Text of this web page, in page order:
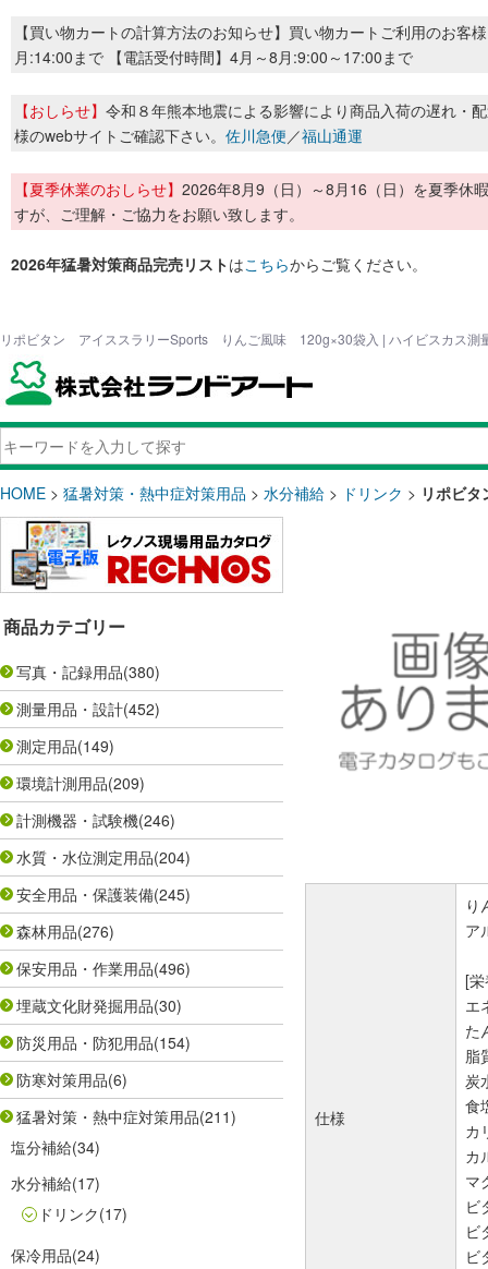
【買い物カートの計算方法のお知らせ】買い物カートご利用のお客
月:14:00まで 【電話受付時間】4月～8月:9:00～17:00まで
【おしらせ】 令和８年熊本地震による影響により商品入荷の遅れ・
様のwebサイトご確認下さい。 佐川急便／福山通運
【夏季休業のおしらせ】 2026年8月9（日）～8月16（日）を夏季休
すが、ご理解・ご協力をお願い致します。
2026年猛暑対策商品完売リストはこちらからご覧ください。
リポビタン アイススラリーSports りんご風味 120g×30袋入 | ハイビスカス測
HOME > 猛暑対策・熱中症対策用品 > 水分補給 > ドリンク > リポビ
商品カテゴリー
写真・記録用品(380)
測量用品・設計(452)
測定用品(149)
環境計測用品(209)
計測機器・試験機(246)
水質・水位測定用品(204)
安全用品・保護装備(245)
森林用品(276)
保安用品・作業用品(496)
埋蔵文化財発掘用品(30)
防災用品・防犯用品(154)
防寒対策用品(6)
猛暑対策・熱中症対策用品(211)
塩分補給(34)
水分補給(17)
ドリンク(17)
保冷用品(24)
仕様
り
ア
[
エ
た
脂
炭
食
カ
カ
マ
ビ
ビ
ビ